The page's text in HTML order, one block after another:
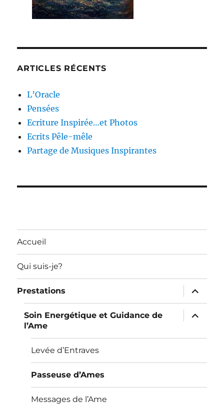
ARTICLES RÉCENTS
L’Oracle
Pensées
Ecriture Inspirée…et Photos
Ecrits Pêle-mêle
Partage de Musiques Inspirantes
Accueil
Qui suis-je?
Prestations
ouvrir
le
sous-
menu
Soin Energétique et Guidance de
l’Ame
ouvrir
le
menu
Levée d’Entraves
Passeuse d’Ames
Messages de l’Ame